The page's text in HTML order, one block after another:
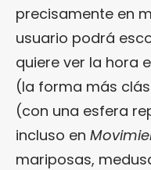
precisamente en
usuario podrá
quiere ver la hora
(la forma más
(con una esfera
incluso en
mariposas,